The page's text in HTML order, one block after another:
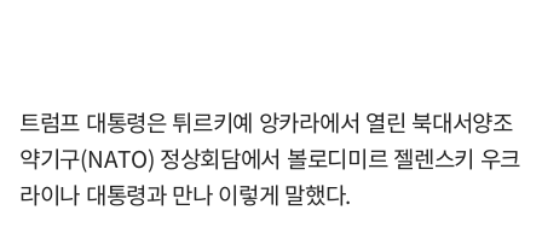
트럼프 대통령은 튀르키예 앙카라에서 열린 북대서양조
약기구(NATO) 정상회담에서 볼로디미르 젤렌스키 우크
라이나 대통령과 만나 이렇게 말했다.